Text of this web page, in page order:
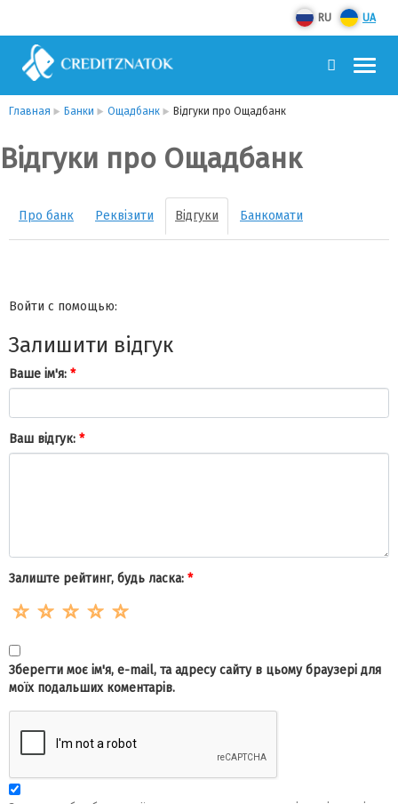
RU UA
Главная Банки Ощадбанк Відгуки про Ощадбанк
Відгуки про Ощадбанк
Про банк Реквізити Відгуки Банкомати
Войти с помощью:
Залишити відгук
Ваше ім'я: *
Ваш відгук: *
Залиште рейтинг, будь ласка: *
Зберегти моє ім'я, e-mail, та адресу сайту в цьому браузері для
моїх подальших коментарів.